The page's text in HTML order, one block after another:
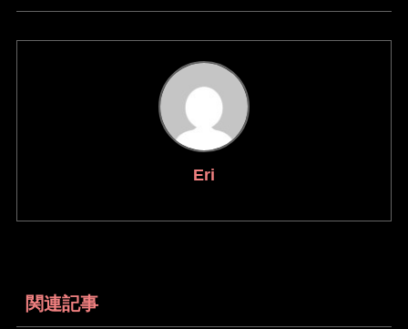
Eri
関連記事